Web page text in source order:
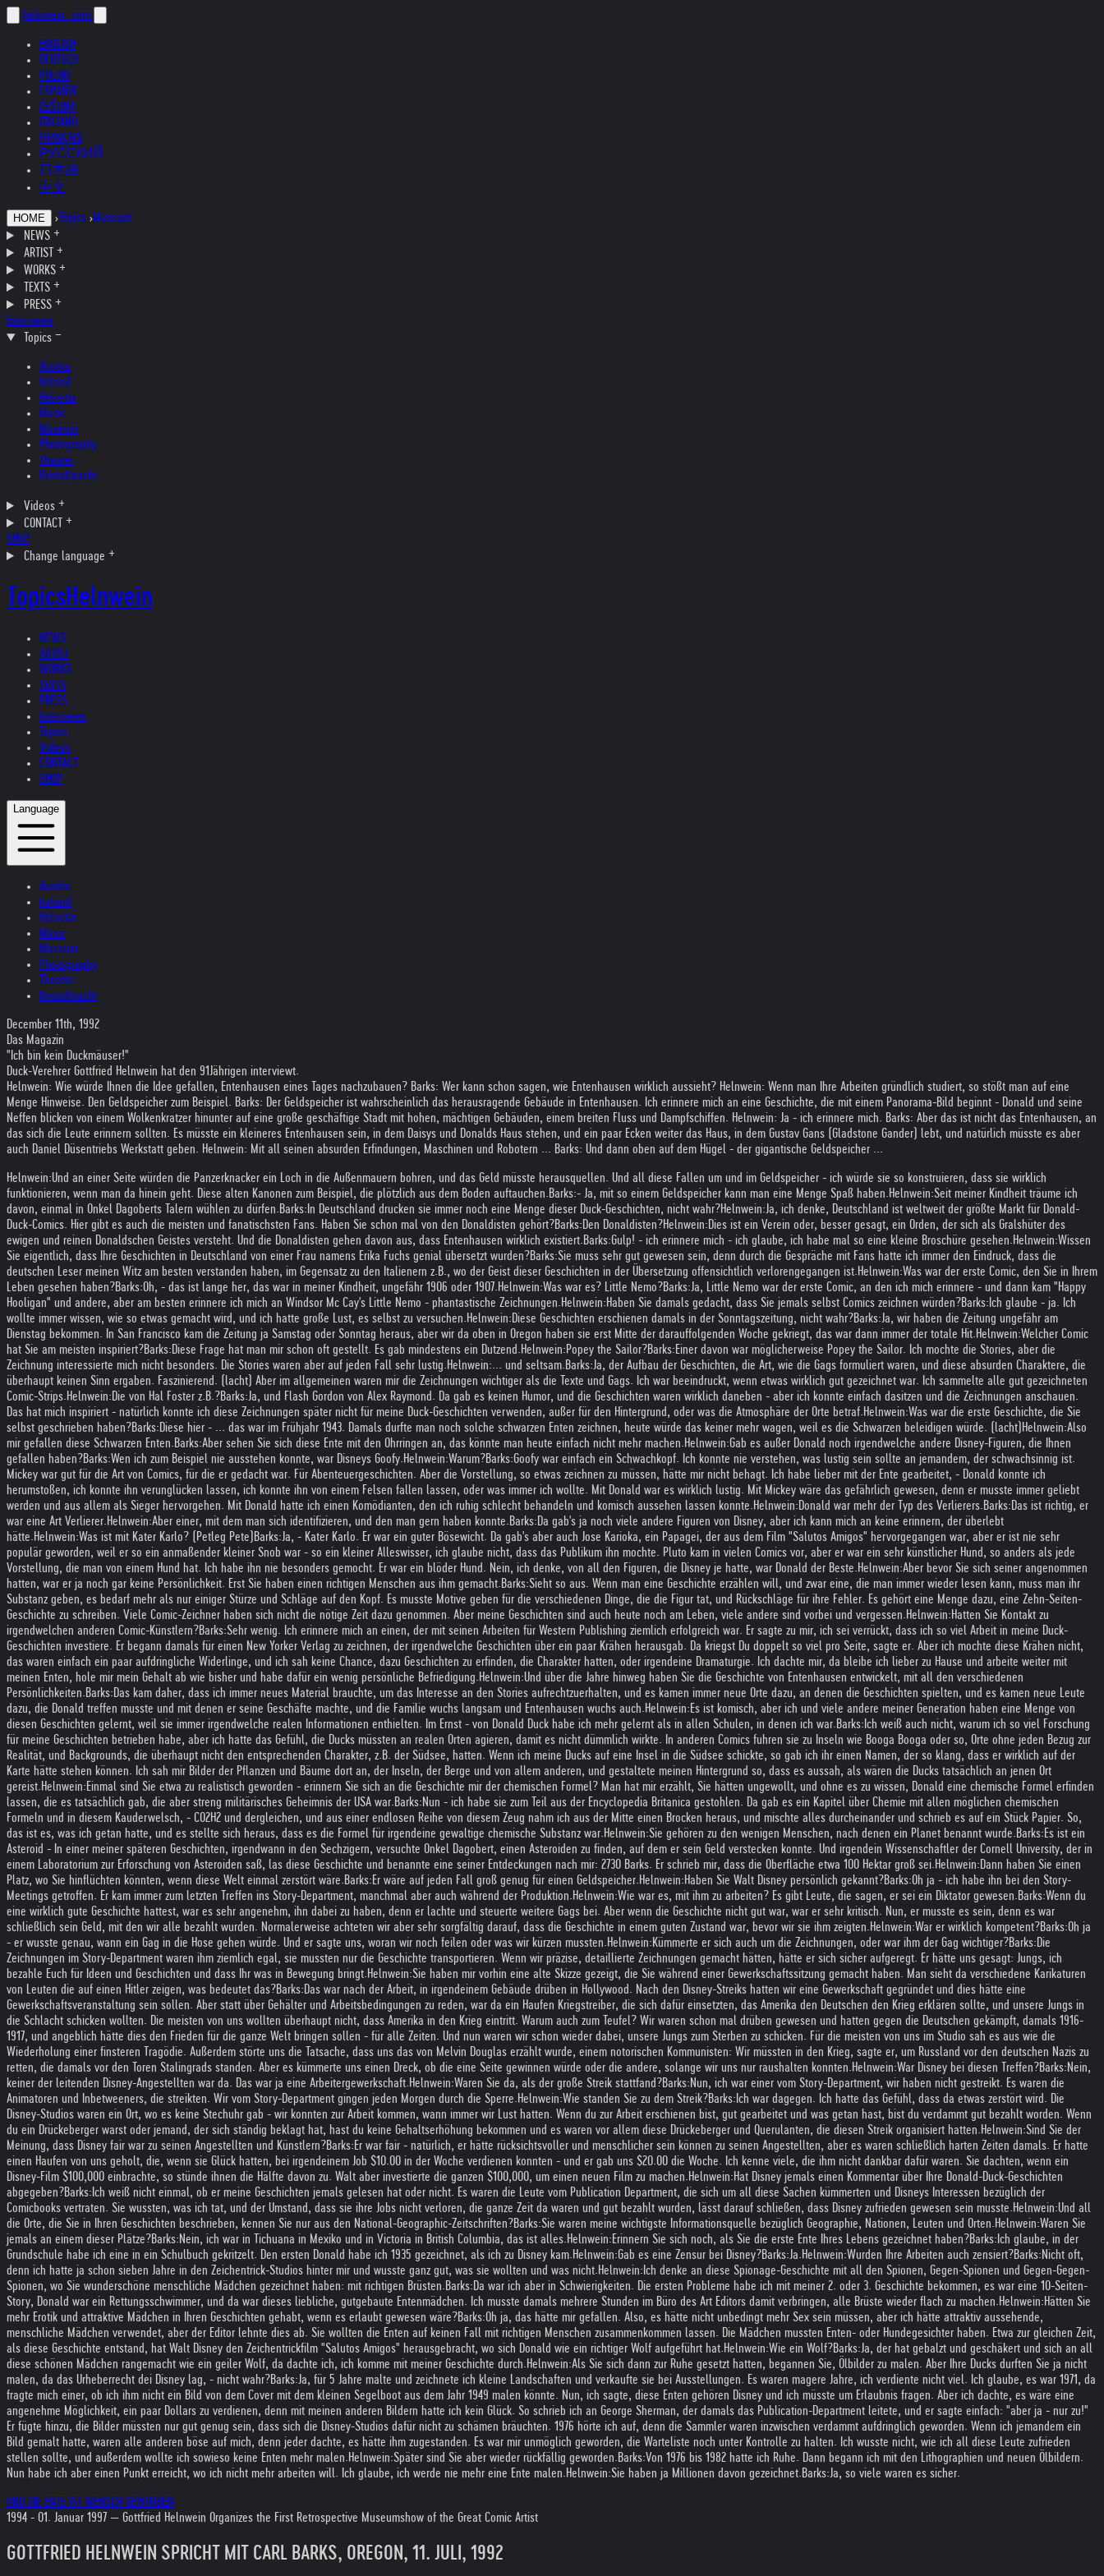
helnwein .com
ENGLISH
DEUTSCH
POLSKI
ESPAÑOL
ČEŠTINA
ITALIANO
FRANÇAIS
РУССКИЙ
日本語
中文
HOME › Topics ›Museum
NEWS
ARTIST
WORKS
TEXTS
PRESS
Interviews
Topics
Austria
Ireland
Helvetia
Music
Museum
Photography
Theater
Kristallnacht
Videos
CONTACT
SHOP
Change language
TopicsHelnwein
NEWS
ARTIST
WORKS
TEXTS
PRESS
Interviews
Topics
Videos
CONTACT
SHOP
Language
Austria
Ireland
Helvetia
Music
Museum
Photography
Theater
Kristallnacht
December 11th, 1992
Das Magazin
"Ich bin kein Duckmäuser!"
Duck-Verehrer Gottfried Helnwein hat den 91Jährigen interviewt.
Helnwein: Wie würde Ihnen die Idee gefallen, Entenhausen eines Tages nachzubauen? Barks: Wer kann schon sagen, wie Entenhausen wirklich aussieht? Helnwein: Wenn man Ihre Arbeiten gründlich studiert, so stößt man auf eine
Menge Hinweise. Den Geldspeicher zum Beispiel. Barks: Der Geldspeicher ist wahrscheinlich das herausragende Gebäude in Entenhausen. Ich erinnere mich an eine Geschichte, die mit einem Panorama-Bild beginnt - Donald und seine
Neffen blicken von einem Wolkenkratzer hinunter auf eine große geschäftige Stadt mit hohen, mächtigen Gebäuden, einem breiten Fluss und Dampfschiffen. Helnwein: Ja - ich erinnere mich. Barks: Aber das ist nicht das Entenhausen, an
das sich die Leute erinnern sollten. Es müsste ein kleineres Entenhausen sein, in dem Daisys und Donalds Haus stehen, und ein paar Ecken weiter das Haus, in dem Gustav Gans (Gladstone Gander) lebt, und natürlich müsste es aber
auch Daniel Düsentriebs Werkstatt geben. Helnwein: Mit all seinen absurden Erfindungen, Maschinen und Robotern ... Barks: Und dann oben auf dem Hügel - der gigantische Geldspeicher ...
Helnwein:Und an einer Seite würden die Panzerknacker ein Loch in die Außenmauern bohren, und das Geld müsste herausquellen. Und all diese Fallen um und im Geldspeicher - ich würde sie so konstruieren, dass sie wirklich
funktionieren, wenn man da hinein geht. Diese alten Kanonen zum Beispiel, die plötzlich aus dem Boden auftauchen.Barks:- Ja, mit so einem Geldspeicher kann man eine Menge Spaß haben.Helnwein:Seit meiner Kindheit träume ich
davon, einmal in Onkel Dagoberts Talern wühlen zu dürfen.Barks: In Deutschland drucken sie immer noch eine Menge dieser Duck-Geschichten, nicht wahr?Helnwein:Ja, ich denke, Deutschland ist weltweit der größte Markt für Donald-
Duck-Comics. Hier gibt es auch die meisten und fanatischsten Fans. Haben Sie schon mal von den Donaldisten gehört?Barks: Den Donaldisten?Helnwein: Dies ist ein Verein oder, besser gesagt, ein Orden, der sich als Gralshüter des
ewigen und reinen Donaldschen Geistes versteht. Und die Donaldisten gehen davon aus, dass Entenhausen wirklich existiert.Barks:Gulp! - ich erinnere mich - ich glaube, ich habe mal so eine kleine Broschüre gesehen.Helnwein:Wissen
Sie eigentlich, dass Ihre Geschichten in Deutschland von einer Frau namens Erika Fuchs genial übersetzt wurden?Barks:Sie muss sehr gut gewesen sein, denn durch die Gespräche mit Fans hatte ich immer den Eindruck, dass die
deutschen Leser meinen Witz am besten verstanden haben, im Gegensatz zu den Italienern z.B., wo der Geist dieser Geschichten in der Übersetzung offensichtlich verlorengegangen ist.Helnwein:Was war der erste Comic, den Sie in Ihrem
Leben gesehen haben?Barks:Oh, - das ist lange her, das war in meiner Kindheit, ungefähr 1906 oder 1907.Helnwein:Was war es? Little Nemo?Barks:Ja, Little Nemo war der erste Comic, an den ich mich erinnere - und dann kam "Happy
Hooligan" und andere, aber am besten erinnere ich mich an Windsor Mc Cay's Little Nemo - phantastische Zeichnungen.Helnwein:Haben Sie damals gedacht, dass Sie jemals selbst Comics zeichnen würden?Barks: Ich glaube - ja. Ich
wollte immer wissen, wie so etwas gemacht wird, und ich hatte große Lust, es selbst zu versuchen.Helnwein: Diese Geschichten erschienen damals in der Sonntagszeitung, nicht wahr?Barks:Ja, wir haben die Zeitung ungefähr am
Dienstag bekommen. In San Francisco kam die Zeitung ja Samstag oder Sonntag heraus, aber wir da oben in Oregon haben sie erst Mitte der darauffolgenden Woche gekriegt, das war dann immer der totale Hit.Helnwein:Welcher Comic
hat Sie am meisten inspiriert?Barks: Diese Frage hat man mir schon oft gestellt. Es gab mindestens ein Dutzend.Helnwein:Popey the Sailor?Barks:Einer davon war möglicherweise Popey the Sailor. Ich mochte die Stories, aber die
Zeichnung interessierte mich nicht besonders. Die Stories waren aber auf jeden Fall sehr lustig.Helnwein:... und seltsam.Barks:Ja, der Aufbau der Geschichten, die Art, wie die Gags formuliert waren, und diese absurden Charaktere, die
überhaupt keinen Sinn ergaben. Faszinierend. (lacht) Aber im allgemeinen waren mir die Zeichnungen wichtiger als die Texte und Gags. Ich war beeindruckt, wenn etwas wirklich gut gezeichnet war. Ich sammelte alle gut gezeichneten
Comic-Strips.Helnwein: Die von Hal Foster z.B.?Barks:Ja, und Flash Gordon von Alex Raymond. Da gab es keinen Humor, und die Geschichten waren wirklich daneben - aber ich konnte einfach dasitzen und die Zeichnungen anschauen.
Das hat mich inspiriert - natürlich konnte ich diese Zeichnungen später nicht für meine Duck-Geschichten verwenden, außer für den Hintergrund, oder was die Atmosphäre der Orte betraf.Helnwein:Was war die erste Geschichte, die Sie
selbst geschrieben haben?Barks: Diese hier - ... das war im Frühjahr 1943. Damals durfte man noch solche schwarzen Enten zeichnen, heute würde das keiner mehr wagen, weil es die Schwarzen beleidigen würde. (lacht) Helnwein:Also
mir gefallen diese Schwarzen Enten.Barks:Aber sehen Sie sich diese Ente mit den Ohrringen an, das könnte man heute einfach nicht mehr machen.Helnwein:Gab es außer Donald noch irgendwelche andere Disney-Figuren, die Ihnen
gefallen haben?Barks:Wen ich zum Beispiel nie ausstehen konnte, war Disneys Goofy.Helnwein:Warum?Barks:Goofy war einfach ein Schwachkopf. Ich konnte nie verstehen, was lustig sein sollte an jemandem, der schwachsinnig ist.
Mickey war gut für die Art von Comics, für die er gedacht war. Für Abenteuergeschichten. Aber die Vorstellung, so etwas zeichnen zu müssen, hätte mir nicht behagt. Ich habe lieber mit der Ente gearbeitet, - Donald konnte ich
herumstoßen, ich konnte ihn verunglücken lassen, ich konnte ihn von einem Felsen fallen lassen, oder was immer ich wollte. Mit Donald war es wirklich lustig. Mit Mickey wäre das gefährlich gewesen, denn er musste immer geliebt
werden und aus allem als Sieger hervorgehen. Mit Donald hatte ich einen Komödianten, den ich ruhig schlecht behandeln und komisch aussehen lassen konnte.Helnwein: Donald war mehr der Typ des Verlierers.Barks: Das ist richtig, er
war eine Art Verlierer.Helnwein:Aber einer, mit dem man sich identifizieren, und den man gern haben konnte.Barks: Da gab's ja noch viele andere Figuren von Disney, aber ich kann mich an keine erinnern, der überlebt
hätte.Helnwein:Was ist mit Kater Karlo? (Petleg Pete) Barks:Ja, - Kater Karlo. Er war ein guter Bösewicht. Da gab's aber auch Jose Karioka, ein Papagei, der aus dem Film "Salutos Amigos" hervorgegangen war, aber er ist nie sehr
populär geworden, weil er so ein anmaßender kleiner Snob war - so ein kleiner Alleswisser, ich glaube nicht, dass das Publikum ihn mochte. Pluto kam in vielen Comics vor, aber er war ein sehr künstlicher Hund, so anders als jede
Vorstellung, die man von einem Hund hat. Ich habe ihn nie besonders gemocht. Er war ein blöder Hund. Nein, ich denke, von all den Figuren, die Disney je hatte, war Donald der Beste.Helnwein:Aber bevor Sie sich seiner angenommen
hatten, war er ja noch gar keine Persönlichkeit. Erst Sie haben einen richtigen Menschen aus ihm gemacht.Barks:Sieht so aus. Wenn man eine Geschichte erzählen will, und zwar eine, die man immer wieder lesen kann, muss man ihr
Substanz geben, es bedarf mehr als nur einiger Stürze und Schläge auf den Kopf. Es musste Motive geben für die verschiedenen Dinge, die die Figur tat, und Rückschläge für ihre Fehler. Es gehört eine Menge dazu, eine Zehn-Seiten-
Geschichte zu schreiben. Viele Comic-Zeichner haben sich nicht die nötige Zeit dazu genommen. Aber meine Geschichten sind auch heute noch am Leben, viele andere sind vorbei und vergessen.Helnwein:Hatten Sie Kontakt zu
irgendwelchen anderen Comic-Künstlern?Barks:Sehr wenig. Ich erinnere mich an einen, der mit seinen Arbeiten für Western Publishing ziemlich erfolgreich war. Er sagte zu mir, ich sei verrückt, dass ich so viel Arbeit in meine Duck-
Geschichten investiere. Er begann damals für einen New Yorker Verlag zu zeichnen, der irgendwelche Geschichten über ein paar Krähen herausgab. Da kriegst Du doppelt so viel pro Seite, sagte er. Aber ich mochte diese Krähen nicht,
das waren einfach ein paar aufdringliche Widerlinge, und ich sah keine Chance, dazu Geschichten zu erfinden, die Charakter hatten, oder irgendeine Dramaturgie. Ich dachte mir, da bleibe ich lieber zu Hause und arbeite weiter mit
meinen Enten, hole mir mein Gehalt ab wie bisher und habe dafür ein wenig persönliche Befriedigung.Helnwein:Und über die Jahre hinweg haben Sie die Geschichte von Entenhausen entwickelt, mit all den verschiedenen
Persönlichkeiten.Barks: Das kam daher, dass ich immer neues Material brauchte, um das Interesse an den Stories aufrechtzuerhalten, und es kamen immer neue Orte dazu, an denen die Geschichten spielten, und es kamen neue Leute
dazu, die Donald treffen musste und mit denen er seine Geschäfte machte, und die Familie wuchs langsam und Entenhausen wuchs auch.Helnwein:Es ist komisch, aber ich und viele andere meiner Generation haben eine Menge von
diesen Geschichten gelernt, weil sie immer irgendwelche realen Informationen enthielten. Im Ernst - von Donald Duck habe ich mehr gelernt als in allen Schulen, in denen ich war.Barks: Ich weiß auch nicht, warum ich so viel Forschung
für meine Geschichten betrieben habe, aber ich hatte das Gefühl, die Ducks müssten an realen Orten agieren, damit es nicht dümmlich wirkte. In anderen Comics fuhren sie zu Inseln wie Booga Booga oder so, Orte ohne jeden Bezug zur
Realität, und Backgrounds, die überhaupt nicht den entsprechenden Charakter, z.B. der Südsee, hatten. Wenn ich meine Ducks auf eine Insel in die Südsee schickte, so gab ich ihr einen Namen, der so klang, dass er wirklich auf der
Karte hätte stehen können. Ich sah mir Bilder der Pflanzen und Bäume dort an, der Inseln, der Berge und von allem anderen, und gestaltete meinen Hintergrund so, dass es aussah, als wären die Ducks tatsächlich an jenen Ort
gereist.Helnwein:Einmal sind Sie etwa zu realistisch geworden - erinnern Sie sich an die Geschichte mir der chemischen Formel? Man hat mir erzählt, Sie hätten ungewollt, und ohne es zu wissen, Donald eine chemische Formel erfinden
lassen, die es tatsächlich gab, die aber streng militärisches Geheimnis der USA war.Barks:Nun - ich habe sie zum Teil aus der Encyclopedia Britanica gestohlen. Da gab es ein Kapitel über Chemie mit allen möglichen chemischen
Formeln und in diesem Kauderwelsch, - CO2H2 und dergleichen, und aus einer endlosen Reihe von diesem Zeug nahm ich aus der Mitte einen Brocken heraus, und mischte alles durcheinander und schrieb es auf ein Stück Papier. So,
das ist es, was ich getan hatte, und es stellte sich heraus, dass es die Formel für irgendeine gewaltige chemische Substanz war.Helnwein:Sie gehören zu den wenigen Menschen, nach denen ein Planet benannt wurde.Barks:Es ist ein
Asteroid - In einer meiner späteren Geschichten, irgendwann in den Sechzigern, versuchte Onkel Dagobert, einen Asteroiden zu finden, auf dem er sein Geld verstecken konnte. Und irgendein Wissenschaftler der Cornell University, der in
einem Laboratorium zur Erforschung von Asteroiden saß, las diese Geschichte und benannte eine seiner Entdeckungen nach mir: 2730 Barks. Er schrieb mir, dass die Oberfläche etwa 100 Hektar groß sei.Helnwein: Dann haben Sie einen
Platz, wo Sie hinflüchten könnten, wenn diese Welt einmal zerstört wäre.Barks:Er wäre auf jeden Fall groß genug für einen Geldspeicher.Helnwein:Haben Sie Walt Disney persönlich gekannt?Barks:Oh ja - ich habe ihn bei den Story-
Meetings getroffen. Er kam immer zum letzten Treffen ins Story-Department, manchmal aber auch während der Produktion.Helnwein:Wie war es, mit ihm zu arbeiten? Es gibt Leute, die sagen, er sei ein Diktator gewesen.Barks:Wenn du
eine wirklich gute Geschichte hattest, war es sehr angenehm, ihn dabei zu haben, denn er lachte und steuerte weitere Gags bei. Aber wenn die Geschichte nicht gut war, war er sehr kritisch. Nun, er musste es sein, denn es war
schließlich sein Geld, mit den wir alle bezahlt wurden. Normalerweise achteten wir aber sehr sorgfältig darauf, dass die Geschichte in einem guten Zustand war, bevor wir sie ihm zeigten.Helnwein:War er wirklich kompetent?Barks:Oh ja
- er wusste genau, wann ein Gag in die Hose gehen würde. Und er sagte uns, woran wir noch feilen oder was wir kürzen mussten.Helnwein:Kümmerte er sich auch um die Zeichnungen, oder war ihm der Gag wichtiger?Barks: Die
Zeichnungen im Story-Department waren ihm ziemlich egal, sie mussten nur die Geschichte transportieren. Wenn wir präzise, detaillierte Zeichnungen gemacht hätten, hätte er sich sicher aufgeregt. Er hätte uns gesagt: Jungs, ich
bezahle Euch für Ideen und Geschichten und dass Ihr was in Bewegung bringt.Helnwein:Sie haben mir vorhin eine alte Skizze gezeigt, die Sie während einer Gewerkschaftssitzung gemacht haben. Man sieht da verschiedene Karikaturen
von Leuten die auf einen Hitler zeigen, was bedeutet das?Barks: Das war nach der Arbeit, in irgendeinem Gebäude drüben in Hollywood. Nach den Disney-Streiks hatten wir eine Gewerkschaft gegründet und dies hätte eine
Gewerkschaftsveranstaltung sein sollen. Aber statt über Gehälter und Arbeitsbedingungen zu reden, war da ein Haufen Kriegstreiber, die sich dafür einsetzten, das Amerika den Deutschen den Krieg erklären sollte, und unsere Jungs in
die Schlacht schicken wollten. Die meisten von uns wollten überhaupt nicht, dass Amerika in den Krieg eintritt. Warum auch zum Teufel? Wir waren schon mal drüben gewesen und hatten gegen die Deutschen gekämpft, damals 1916-
1917, und angeblich hätte dies den Frieden für die ganze Welt bringen sollen - für alle Zeiten. Und nun waren wir schon wieder dabei, unsere Jungs zum Sterben zu schicken. Für die meisten von uns im Studio sah es aus wie die
Wiederholung einer finsteren Tragödie. Außerdem störte uns die Tatsache, dass uns das von Melvin Douglas erzählt wurde, einem notorischen Kommunisten: Wir müssten in den Krieg, sagte er, um Russland vor den deutschen Nazis zu
retten, die damals vor den Toren Stalingrads standen. Aber es kümmerte uns einen Dreck, ob die eine Seite gewinnen würde oder die andere, solange wir uns nur raushalten konnten.Helnwein:War Disney bei diesen Treffen?Barks:Nein,
keiner der leitenden Disney-Angestellten war da. Das war ja eine Arbeitergewerkschaft.Helnwein:Waren Sie da, als der große Streik stattfand?Barks:Nun, ich war einer vom Story-Department, wir haben nicht gestreikt. Es waren die
Animatoren und Inbetweeners, die streikten. Wir vom Story-Department gingen jeden Morgen durch die Sperre.Helnwein:Wie standen Sie zu dem Streik?Barks: Ich war dagegen. Ich hatte das Gefühl, dass da etwas zerstört wird. Die
Disney-Studios waren ein Ort, wo es keine Stechuhr gab - wir konnten zur Arbeit kommen, wann immer wir Lust hatten. Wenn du zur Arbeit erschienen bist, gut gearbeitet und was getan hast, bist du verdammt gut bezahlt worden. Wenn
du ein Drückeberger warst oder jemand, der sich ständig beklagt hat, hast du keine Gehaltserhöhung bekommen und es waren vor allem diese Drückeberger und Querulanten, die diesen Streik organisiert hatten.Helnwein:Sind Sie der
Meinung, dass Disney fair war zu seinen Angestellten und Künstlern?Barks:Er war fair - natürlich, er hätte rücksichtsvoller und menschlicher sein können zu seinen Angestellten, aber es waren schließlich harten Zeiten damals. Er hatte
einen Haufen von uns geholt, die, wenn sie Glück hatten, bei irgendeinem Job $10.00 in der Woche verdienen konnten - und er gab uns $20.00 die Woche. Ich kenne viele, die ihm nicht dankbar dafür waren. Sie dachten, wenn ein
Disney-Film $100,000 einbrachte, so stünde ihnen die Hälfte davon zu. Walt aber investierte die ganzen $100,000, um einen neuen Film zu machen.Helnwein:Hat Disney jemals einen Kommentar über Ihre Donald-Duck-Geschichten
abgegeben?Barks: Ich weiß nicht einmal, ob er meine Geschichten jemals gelesen hat oder nicht. Es waren die Leute vom Publication Department, die sich um all diese Sachen kümmerten und Disneys Interessen bezüglich der
Comicbooks vertraten. Sie wussten, was ich tat, und der Umstand, dass sie ihre Jobs nicht verloren, die ganze Zeit da waren und gut bezahlt wurden, lässt darauf schließen, dass Disney zufrieden gewesen sein musste.Helnwein:Und all
die Orte, die Sie in Ihren Geschichten beschrieben, kennen Sie nur aus den National-Geographic-Zeitschriften?Barks:Sie waren meine wichtigste Informationsquelle bezüglich Geographie, Nationen, Leuten und Orten.Helnwein:Waren Sie
jemals an einem dieser Plätze?Barks:Nein, ich war in Tichuana in Mexiko und in Victoria in British Columbia, das ist alles.Helnwein:Erinnern Sie sich noch, als Sie die erste Ente Ihres Lebens gezeichnet haben?Barks: Ich glaube, in der
Grundschule habe ich eine in ein Schulbuch gekritzelt. Den ersten Donald habe ich 1935 gezeichnet, als ich zu Disney kam.Helnwein:Gab es eine Zensur bei Disney?Barks:Ja.Helnwein:Wurden Ihre Arbeiten auch zensiert?Barks:Nicht oft,
denn ich hatte ja schon sieben Jahre in den Zeichentrick-Studios hinter mir und wusste ganz gut, was sie wollten und was nicht.Helnwein: Ich denke an diese Spionage-Geschichte mit all den Spionen, Gegen-Spionen und Gegen-Gegen-
Spionen, wo Sie wunderschöne menschliche Mädchen gezeichnet haben: mit richtigen Brüsten.Barks: Da war ich aber in Schwierigkeiten. Die ersten Probleme habe ich mit meiner 2. oder 3. Geschichte bekommen, es war eine 10-Seiten-
Story, Donald war ein Rettungsschwimmer, und da war dieses liebliche, gutgebaute Entenmädchen. Ich musste damals mehrere Stunden im Büro des Art Editors damit verbringen, alle Brüste wieder flach zu machen.Helnwein:Hätten Sie
mehr Erotik und attraktive Mädchen in Ihren Geschichten gehabt, wenn es erlaubt gewesen wäre?Barks:Oh ja, das hätte mir gefallen. Also, es hätte nicht unbedingt mehr Sex sein müssen, aber ich hätte attraktiv aussehende,
menschliche Mädchen verwendet, aber der Editor lehnte dies ab. Sie wollten die Enten auf keinen Fall mit richtigen Menschen zusammenkommen lassen. Die Mädchen mussten Enten- oder Hundegesichter haben. Etwa zur gleichen Zeit,
als diese Geschichte entstand, hat Walt Disney den Zeichentrickfilm "Salutos Amigos" herausgebracht, wo sich Donald wie ein richtiger Wolf aufgeführt hat.Helnwein:Wie ein Wolf?Barks:Ja, der hat gebalzt und geschäkert und sich an all
diese schönen Mädchen rangemacht wie ein geiler Wolf, da dachte ich, ich komme mit meiner Geschichte durch.Helnwein:Als Sie sich dann zur Ruhe gesetzt hatten, begannen Sie, Ölbilder zu malen. Aber Ihre Ducks durften Sie ja nicht
malen, da das Urheberrecht dei Disney lag, - nicht wahr?Barks:Ja, für 5 Jahre malte und zeichnete ich kleine Landschaften und verkaufte sie bei Ausstellungen. Es waren magere Jahre, ich verdiente nicht viel. Ich glaube, es war 1971, da
fragte mich einer, ob ich ihm nicht ein Bild von dem Cover mit dem kleinen Segelboot aus dem Jahr 1949 malen könnte. Nun, ich sagte, diese Enten gehören Disney und ich müsste um Erlaubnis fragen. Aber ich dachte, es wäre eine
angenehme Möglichkeit, ein paar Dollars zu verdienen, denn mit meinen anderen Bildern hatte ich kein Glück. So schrieb ich an George Sherman, der damals das Publication-Department leitete, und er sagte einfach: "aber ja - nur zu!"
Er fügte hinzu, die Bilder müssten nur gut genug sein, dass sich die Disney-Studios dafür nicht zu schämen bräuchten. 1976 hörte ich auf, denn die Sammler waren inzwischen verdammt aufdringlich geworden. Wenn ich jemandem ein
Bild gemalt hatte, waren alle anderen böse auf mich, denn jeder dachte, es hätte ihm zugestanden. Es war mir unmöglich geworden, die Warteliste noch unter Kontrolle zu halten. Ich wusste nicht, wie ich all diese Leute zufrieden
stellen sollte, und außerdem wollte ich sowieso keine Enten mehr malen.Helnwein:Später sind Sie aber wieder rückfällig geworden.Barks:Von 1976 bis 1982 hatte ich Ruhe. Dann begann ich mit den Lithographien und neuen Ölbildern.
Nun habe ich aber einen Punkt erreicht, wo ich nicht mehr arbeiten will. Ich glaube, ich werde nie mehr eine Ente malen.Helnwein:Sie haben ja Millionen davon gezeichnet.Barks:Ja, so viele waren es sicher.
UND DIE ENTE IST MENSCH GEWORDEN
1994 - 01. Januar 1997 — Gottfried Helnwein Organizes the First Retrospective Museumshow of the Great Comic Artist
GOTTFRIED HELNWEIN SPRICHT MIT CARL BARKS, OREGON, 11. JULI, 1992